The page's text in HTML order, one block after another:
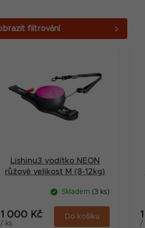
Lishinu3 vodítko NEON
růžové velikost M (8-12kg)
Skladem (3 ks)
1 000 Kč
/ ks
Do košíku
/